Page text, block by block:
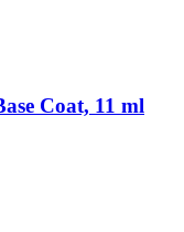
Coat, 11 ml